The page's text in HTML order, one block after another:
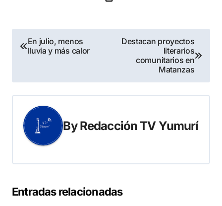
Navegación
entradas
En julio, menos
lluvia y más calor
Destacan proyectos
literarios
comunitarios en
Matanzas
ByRedacción TV Yumurí
Entradas relacionadas